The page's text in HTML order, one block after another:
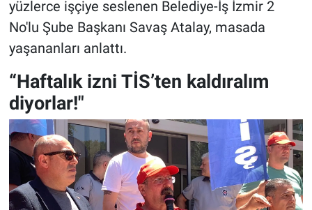
yüzlerce işçiye seslenen Belediye-İş İzmir 2
No'lu Şube Başkanı Savaş Atalay, masada
yaşananları anlattı.
“Haftalık izni TİS’ten kaldıralım
diyorlar!"